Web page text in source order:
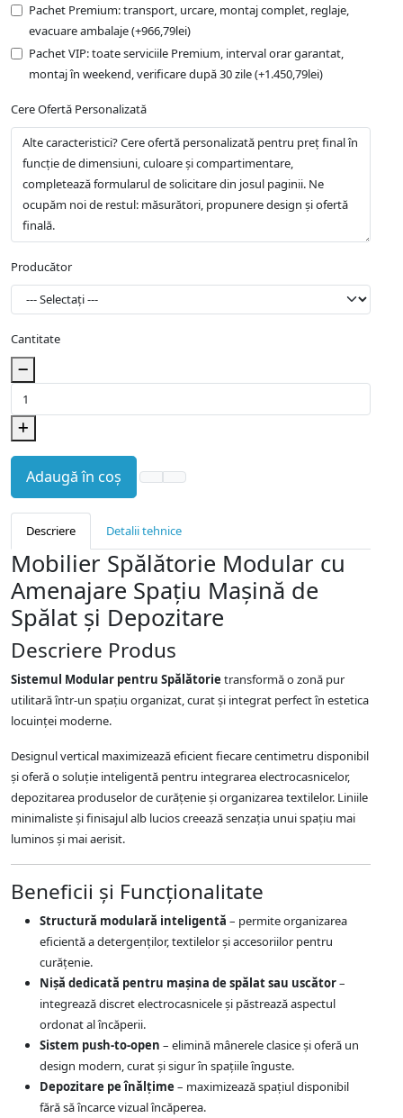
Pachet Premium: transport, urcare, montaj complet, reglaje,
evacuare ambalaje (+966,79lei)
Pachet VIP: toate serviciile Premium, interval orar garantat,
montaj în weekend, verificare după 30 zile (+1.450,79lei)
Cere Ofertă Personalizată
Producător
Cantitate
Adaugă în coș
Descriere Detalii tehnice
Mobilier Spălătorie Modular cu
Amenajare Spațiu Mașină de
Spălat și Depozitare
Descriere Produs
Sistemul Modular pentru Spălătorie transformă o zonă pur
utilitară într-un spațiu organizat, curat și integrat perfect în estetica
locuinței moderne.
Designul vertical maximizează eficient fiecare centimetru disponibil
și oferă o soluție inteligentă pentru integrarea electrocasnicelor,
depozitarea produselor de curățenie și organizarea textilelor. Liniile
minimaliste și finisajul alb lucios creează senzația unui spațiu mai
luminos și mai aerisit.
Beneficii și Funcționalitate
Structură modulară inteligentă – permite organizarea
eficientă a detergenților, textilelor și accesoriilor pentru
curățenie.
Nișă dedicată pentru mașina de spălat sau uscător–
integrează discret electrocasnicele și păstrează aspectul
ordonat al încăperii.
Sistem push-to-open – elimină mânerele clasice și oferă un
design modern, curat și sigur în spațiile înguste.
Depozitare pe înălțime – maximizează spațiul disponibil
fără să încarce vizual încăperea.